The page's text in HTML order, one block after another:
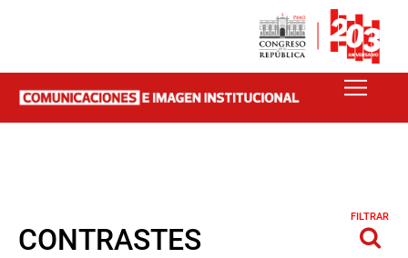
CONTRASTES
FILTRAR